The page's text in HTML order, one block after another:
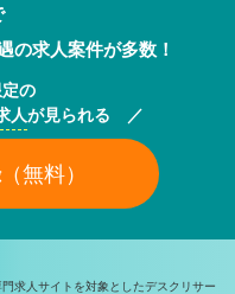
の求人案件が多数！
の
人が見られる ／
（無料）
求人サイトを対象としたデスクリサー